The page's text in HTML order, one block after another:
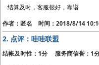
结算及时，客服很好，靠谱
作者：匿名 时间：2018/8/14
2. 点评：哇哇联盟
结帐及时性：1分 服务商信誉：